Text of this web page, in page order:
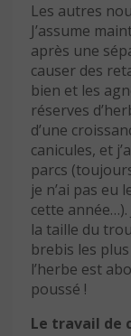
Les autres
J’assume
après une
causer des
bien et les
réserves
d’une
canicules, et
parcs
je n’ai pas eu
cette année…).
la taille du
brebis les
l’herbe est
poussé !
Le travail de